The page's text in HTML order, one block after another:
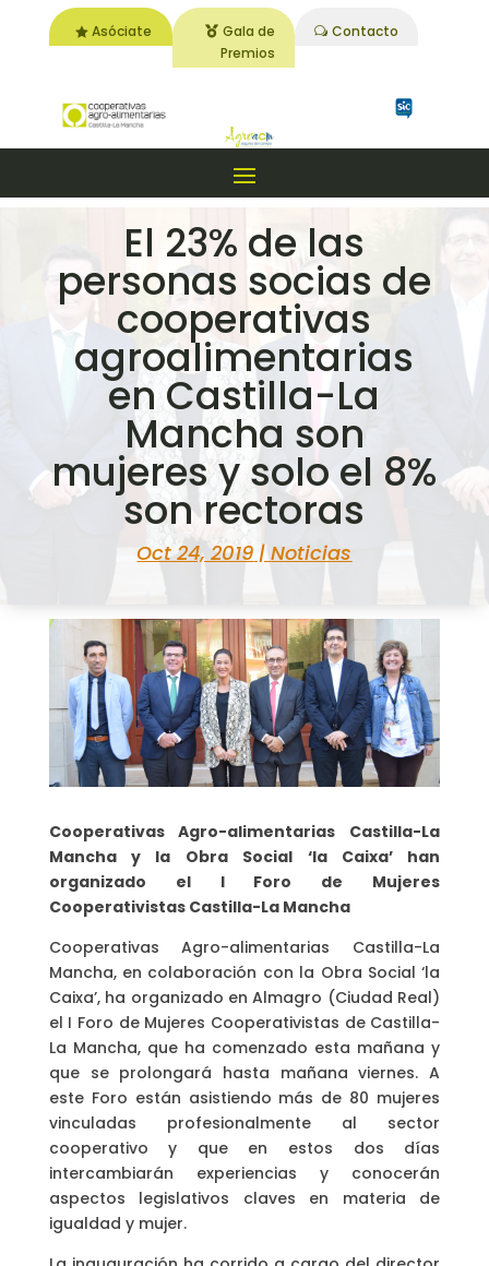
Asóciate
Gala de
Premios
Contacto
El 23% de las
personas socias de
cooperativas
agroalimentarias
en Castilla-La
Mancha son
mujeres y solo el 8%
son rectoras
Oct 24, 2019 |Noticias
Cooperativas Agro-alimentarias Castilla-La
Mancha y la Obra Social ‘la Caixa’ han
organizado el I Foro de Mujeres
Cooperativistas Castilla-La Mancha
Cooperativas Agro-alimentarias Castilla-La
Mancha, en colaboración con la Obra Social ‘la
Caixa’, ha organizado en Almagro (Ciudad Real)
el I Foro de Mujeres Cooperativistas de Castilla-
La Mancha, que ha comenzado esta mañana y
que se prolongará hasta mañana viernes. A
este Foro están asistiendo más de 80 mujeres
vinculadas profesionalmente al sector
cooperativo y que en estos dos días
intercambiarán experiencias y conocerán
aspectos legislativos claves en materia de
igualdad y mujer.